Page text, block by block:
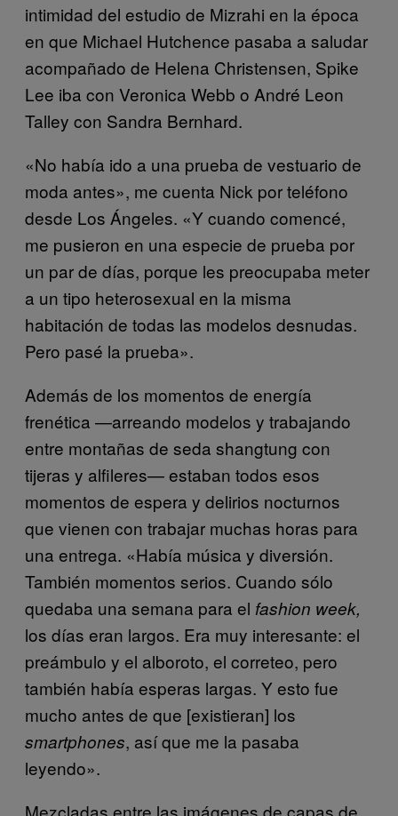
intimidad del estudio de Mizrahi en la época
en que Michael Hutchence pasaba a saludar
acompañado de Helena Christensen, Spike
Lee iba con Veronica Webb o André Leon
Talley con Sandra Bernhard.
«No había ido a una prueba de vestuario de
moda antes», me cuenta Nick por teléfono
desde Los Ángeles. «Y cuando comencé,
me pusieron en una especie de prueba por
un par de días, porque les preocupaba meter
a un tipo heterosexual en la misma
habitación de todas las modelos desnudas.
Pero pasé la prueba».
Además de los momentos de energía
frenética —arreando modelos y trabajando
entre montañas de seda shangtung con
tijeras y alfileres— estaban todos esos
momentos de espera y delirios nocturnos
que vienen con trabajar muchas horas para
una entrega. «Había música y diversión.
También momentos serios. Cuando sólo
quedaba una semana para el fashion week,
los días eran largos. Era muy interesante: el
preámbulo y el alboroto, el correteo, pero
también había esperas largas. Y esto fue
mucho antes de que [existieran] los
smartphones, así que me la pasaba
leyendo».
Mezcladas entre las imágenes de capas de